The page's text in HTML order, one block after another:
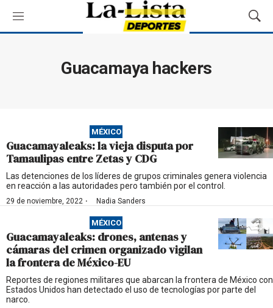
M
e
M
o
ú
s
q
u
e
Guacamaya hackers
MÉXICO
Guacamayaleaks: la vieja disputa por
Tamaulipas entre Zetas y CDG
Las detenciones de los líderes de grupos criminales genera violencia
en reacción a las autoridades pero también por el control.
29 de noviembre, 2022 · Nadia Sanders
MÉXICO
Guacamayaleaks: drones, antenas y
cámaras del crimen organizado vigilan
la frontera de México-EU
Reportes de regiones militares que abarcan la frontera de México con
Estados Unidos han detectado el uso de tecnologías por parte del
narco.